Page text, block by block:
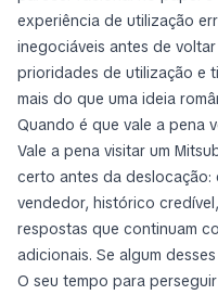
experiência de utilização
inegociáveis antes de
prioridades de utilização e
mais do que uma ideia
Quando é que vale a pena
Vale a pena visitar um
certo antes da deslocação:
vendedor, histórico
respostas que continuam
adicionais. Se algum
O seu tempo para